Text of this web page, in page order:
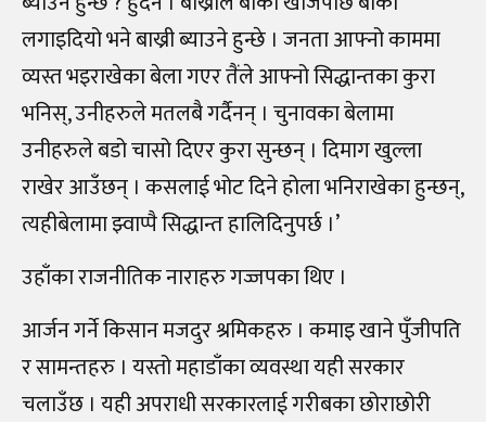
लगाइदियो भने बाख्री ब्याउने हुन्छे । जनता आफ्नो काममा
व्यस्त भइराखेका बेला गएर तैंले आफ्नो सिद्धान्तका कुरा
भनिस्, उनीहरुले मतलबै गर्दैनन् । चुनावका बेलामा
उनीहरुले बडो चासो दिएर कुरा सुन्छन् । दिमाग खुल्ला
राखेर आउँछन् । कसलाई भोट दिने होला भनिराखेका हुन्छन्,
त्यहीबेलामा झ्वाप्पै सिद्धान्त हालिदिनुपर्छ ।’
उहाँका राजनीतिक नाराहरु गज्जपका थिए ।
आर्जन गर्ने किसान मजदुर श्रमिकहरु । कमाइ खाने पुँजीपति
र सामन्तहरु । यस्तो महाडाँका व्यवस्था यही सरकार
चलाउँछ । यही अपराधी सरकारलाई गरीबका छोराछोरी